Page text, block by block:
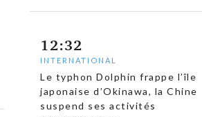
12:32
INTERNATIONAL
Le typhon Dolphin frappe l’île
japonaise d’Okinawa, la Chine
suspend ses activités